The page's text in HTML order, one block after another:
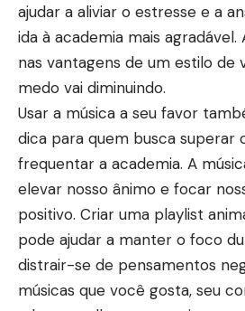
ajudar a aliviar o estresse e a
ida à academia mais
nas vantagens de um estilo de
medo vai diminuindo.
Usar a música a seu favor
dica para quem busca superar
frequentar a academia. A
elevar nosso ânimo e focar
positivo. Criar uma playlist
pode ajudar a manter o foco
distrair-se de pensamentos
músicas que você gosta, seu